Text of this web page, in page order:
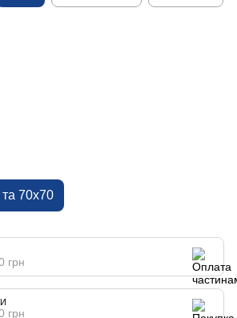
70х70
грн
грн